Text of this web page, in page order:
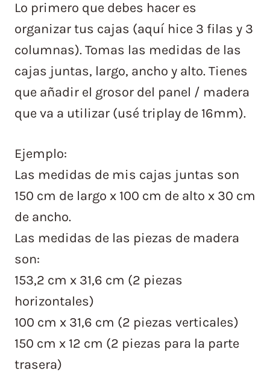
Lo primero que debes hacer es
organizar tus cajas (aquí hice 3 filas y 3
columnas). Tomas las medidas de las
cajas juntas, largo, ancho y alto. Tienes
que añadir el grosor del panel / madera
que va a utilizar (usé triplay de 16mm).
Ejemplo:
Las medidas de mis cajas juntas son
150 cm de largo x 100 cm de alto x 30 cm
de ancho.
Las medidas de las piezas de madera
son:
153,2 cm x 31,6 cm (2 piezas
horizontales)
100 cm x 31,6 cm (2 piezas verticales)
150 cm x 12 cm (2 piezas para la parte
trasera)